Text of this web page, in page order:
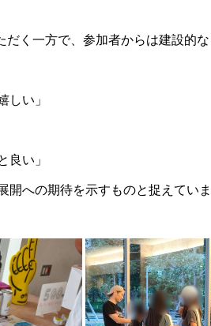
く一方で、参加者からは建設的
しい」
良い」
開への期待を示すものと捉えていま